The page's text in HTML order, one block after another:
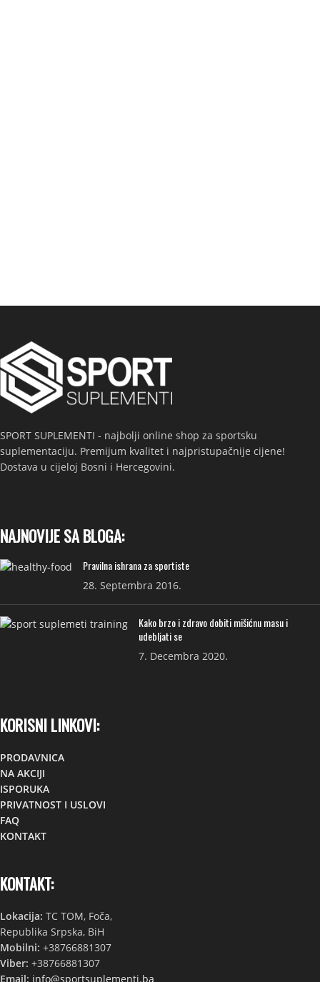
SPORT SUPLEMENTI - najbolji online shop za sportsku
suplementaciju. Premijum kvalitet i najpristupačnije cijene!
Dostava u cijeloj Bosni i Hercegovini.
NAJNOVIJE SA BLOGA:
Pravilna ishrana za sportiste
28. Septembra 2016.
Kako brzo i zdravo dobiti mišićnu masu i
udebljati se
7. Decembra 2020.
KORISNI LINKOVI:
PRODAVNICA
NA AKCIJI
ISPORUKA
PRIVATNOST I USLOVI
FAQ
KONTAKT
KONTAKT:
Lokacija: TC TOM, Foča,
Republika Srpska, BiH
Mobilni: +38766881307
Viber: +38766881307
Email: info@sportsuplementi.ba